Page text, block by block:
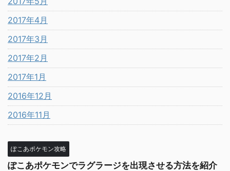
2017年4月
2017年3月
2017年2月
2017年1月
2016年12月
2016年11月
ぽこあポケモン攻略
ぽこあポケモンでラグラージを出現させる方法を紹介